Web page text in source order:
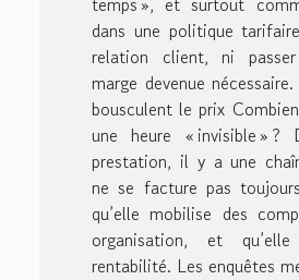
dans une politique
relation client, ni
marge devenue
bousculent le prix
une heure « invisible » ?
prestation, il y a une
ne se facture pas
qu’elle mobilise des
organisation, et
rentabilité. Les enquêtes